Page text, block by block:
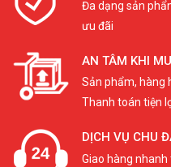
Đa dạng sản
ưu đãi
AN TÂM KHI
Sản phẩm, hàng
Thanh toán tiện
DỊCH VỤ CHU
Giao hàng